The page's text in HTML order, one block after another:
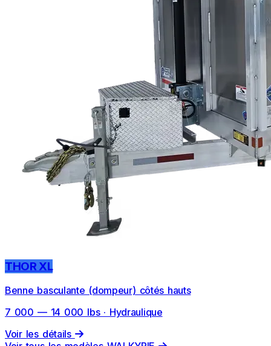
THOR XL
Benne basculante (dompeur) côtés hauts
7 000 — 14 000 lbs · Hydraulique
Voir les détails